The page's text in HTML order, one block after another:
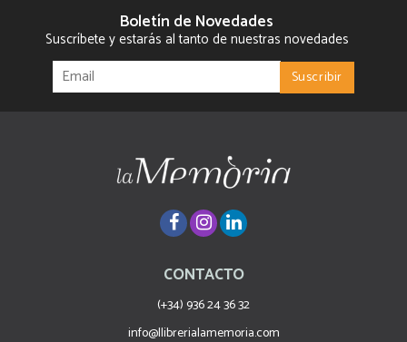
Boletín de Novedades
Suscríbete y estarás al tanto de nuestras novedades
CONTACTO
(+34) 936 24 36 32
info@llibrerialamemoria.com